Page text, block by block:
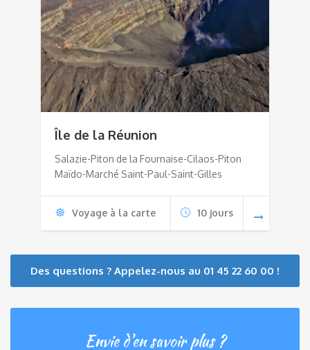
Île de la Réunion
Salazie-Piton de la Fournaise-Cilaos-Piton
Maïdo-Marché Saint-Paul-Saint-Gilles
Voyage à la carte 10 jours
Des questions ? Appelez-nous au 01 45 22 60 00 !
Envie d'en savoir plus ?